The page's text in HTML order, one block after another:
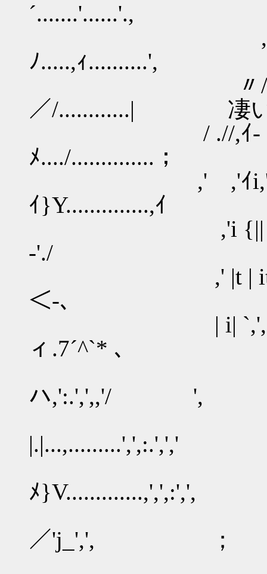
´.......'......'.,
,ィ／/ヽ , '
ﾉ.....,ｨ..........',
〃/// }-{ ｲ0ﾘ
／/............| 凄い
/ .//,ｲ- '´ {`
ﾒ..../..............；
,' ,'ｲi,'| |` `
ｲ}Y..............,ｲ
,'i {|| | ', 「
-'./
,' |t | it,
＜-、
| i| `,', {Vi',ニ-
ィ.7´^`* 、
ハ,':.',',,'/ ',
ﾒ
／'j_',', ；